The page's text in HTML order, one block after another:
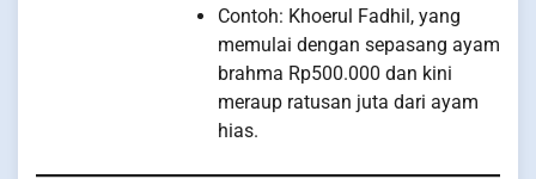
Contoh: Khoerul Fadhil, yang
memulai dengan sepasang ayam
brahma Rp500.000 dan kini
meraup ratusan juta dari ayam
hias.